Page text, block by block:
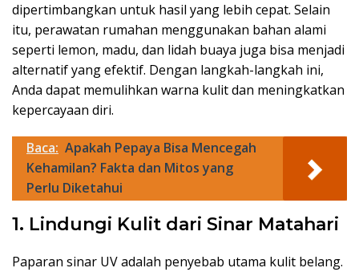
dipertimbangkan untuk hasil yang lebih cepat. Selain
itu, perawatan rumahan menggunakan bahan alami
seperti lemon, madu, dan lidah buaya juga bisa menjadi
alternatif yang efektif. Dengan langkah-langkah ini,
Anda dapat memulihkan warna kulit dan meningkatkan
kepercayaan diri.
Baca: Apakah Pepaya Bisa Mencegah
Kehamilan? Fakta dan Mitos yang
Perlu Diketahui
1. Lindungi Kulit dari Sinar Matahari
Paparan sinar UV adalah penyebab utama kulit belang.